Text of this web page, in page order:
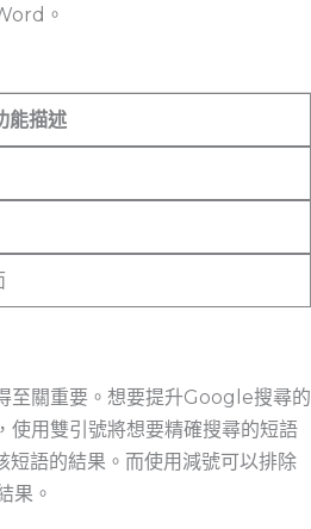
。
能描述
至關重要。想要提升Google搜尋的
使用雙引號將想要精確搜尋的短語
語的結果。而使用減號可以排除
果。